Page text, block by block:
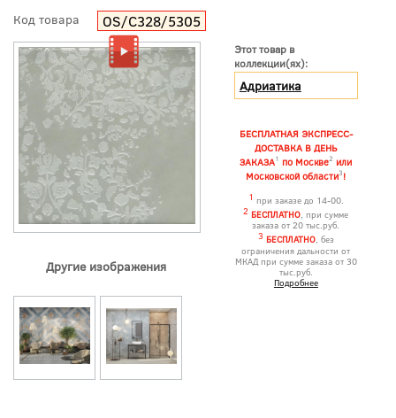
Код товара OS/C328/5305
Другие изображения
Этот товар в
коллекции(ях):
Адриатика
БЕСПЛАТНАЯ ЭКСПРЕСС-
ДОСТАВКА В ДЕНЬ
ЗАКАЗА1 по Москве2 или
Московской области3!
1 при заказе до 14-00.
2 БЕСПЛАТНО, при сумме
заказа от 20 тыс.руб.
3 БЕСПЛАТНО, без
ограничения дальности от
МКАД при сумме заказа от 30
тыс.руб.
Подробнее